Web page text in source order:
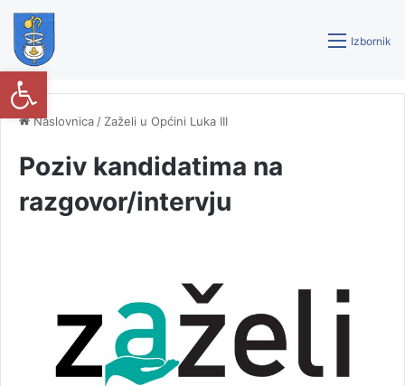
Izbornik
Naslovnica / Zaželi u Općini Luka III
Poziv kandidatima na
razgovor/intervju
Open toolbar